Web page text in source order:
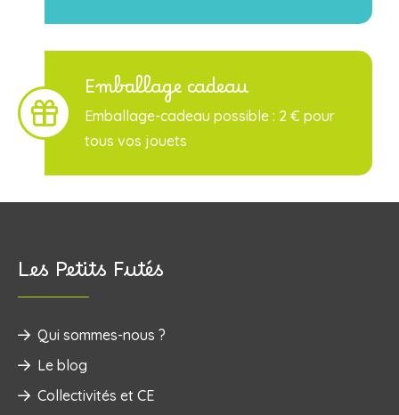
Emballage cadeau
Emballage-cadeau possible : 2 € pour
tous vos jouets
Les Petits Futés
Qui sommes-nous ?
Le blog
Collectivités et CE